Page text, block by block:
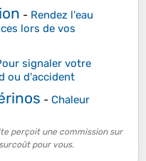
- Rendez l'eau
lors de vos
signaler votre
ou d'accident
- Chaleur
perçoit une commission sur
pour vous.